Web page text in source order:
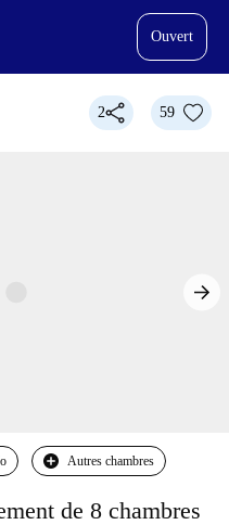
Ouvert
2 59
Autres chambres
de 8 chambres